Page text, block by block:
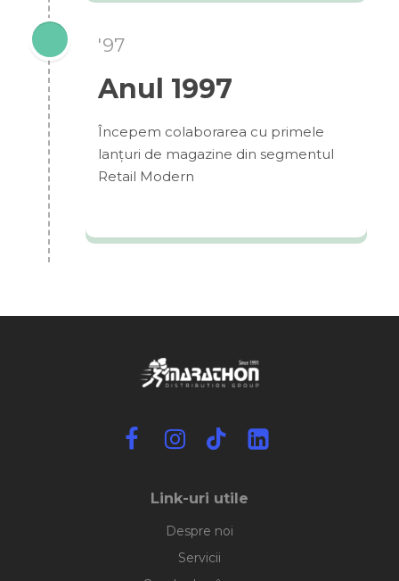
'97
Anul 1997
Începem colaborarea cu primele
lanțuri de magazine din segmentul
Retail Modern
Link-uri utile
Despre noi
Servicii
E: clienti@marathon.com.ro
T: +40 213 513 193
Urmărește-ne